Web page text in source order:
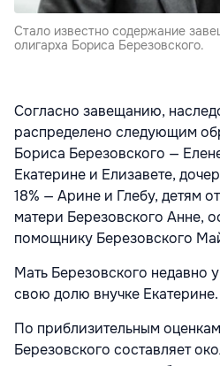
Стало известно содержание
олигарха Бориса Березовского.
Согласно завещанию,
распределено следующим
Бориса Березовского —
Екатерине и Елизавете,
18% — Арине и Глебу, детям
матери Березовского Анне,
помощнику Березовского
Мать Березовского недавно
свою долю внучке Екатерине.
По приблизительным
Березовского составляет